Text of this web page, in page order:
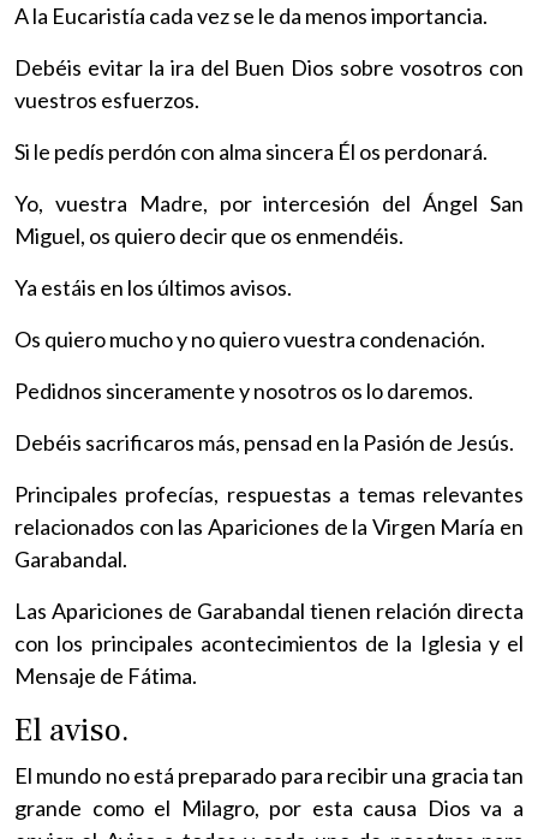
A la Eucaristía cada vez se le da menos importancia.
Debéis evitar la ira del Buen Dios sobre vosotros con
vuestros esfuerzos.
Si le pedís perdón con alma sincera Él os perdonará.
Yo, vuestra Madre, por intercesión del Ángel San
Miguel, os quiero decir que os enmendéis.
Ya estáis en los últimos avisos.
Os quiero mucho y no quiero vuestra condenación.
Pedidnos sinceramente y nosotros os lo daremos.
Debéis sacrificaros más, pensad en la Pasión de Jesús.
Principales profecías, respuestas a temas relevantes
relacionados con las Apariciones de la Virgen María en
Garabandal.
Las Apariciones de Garabandal tienen relación directa
con los principales acontecimientos de la Iglesia y el
Mensaje de Fátima.
El aviso.
El mundo no está preparado para recibir una gracia tan
grande como el Milagro, por esta causa Dios va a